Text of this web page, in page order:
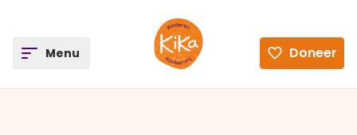
Open
Menu Doneer